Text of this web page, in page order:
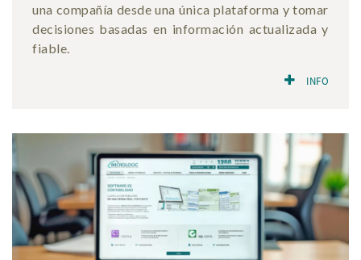
una compañía desde una única plataforma y tomar
decisiones basadas en información actualizada y
fiable.
INFO